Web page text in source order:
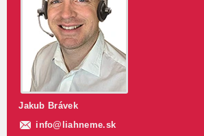
Jakub Brávek
info@ liahneme.sk